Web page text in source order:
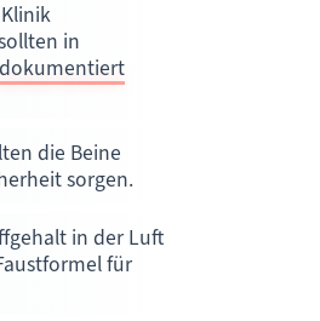
in
die Beine
sorgen.
in der Luft
für